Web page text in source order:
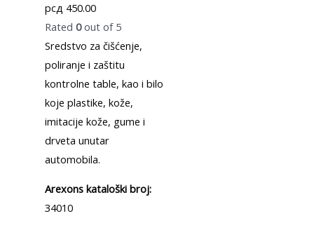
рсд 450.00
Rated 0out of 5
Sredstvo za čišćenje,
poliranje i zaštitu
kontrolne table, kao i bilo
koje plastike, kože,
imitacije kože, gume i
drveta unutar
automobila.
Arexons kataloški broj:
34010